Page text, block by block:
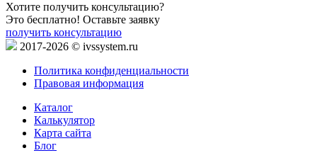
Хотите получить консультацию?
Это бесплатно! Оставьте заявку
получить консультацию
2017-2026 © ivssystem.ru
Политика конфиденциальности
Правовая информация
Каталог
Калькулятор
Карта сайта
Блог